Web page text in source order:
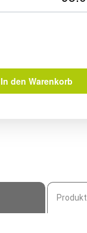
In den Warenkorb